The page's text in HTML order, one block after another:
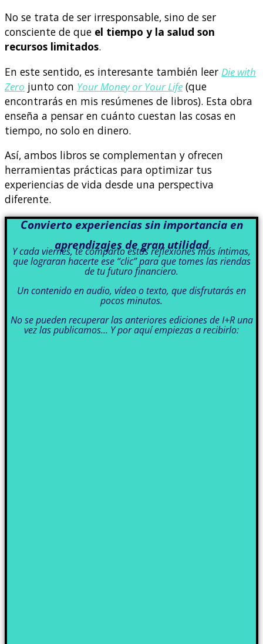
No se trata de ser irresponsable, sino de ser
consciente de que el tiempo y la salud son
recursos limitados.
En este sentido, es interesante también leer Die with
Zero junto con Your Money or Your Life (que
encontrarás en mis resúmenes de libros). Esta obra
enseña a pensar en cuánto cuestan las cosas en
tiempo, no solo en dinero.
Así, ambos libros se complementan y ofrecen
herramientas prácticas para optimizar tus
experiencias de vida desde una perspectiva
diferente.
Convierto experiencias sin importancia en
aprendizajes de gran utilidad
Y cada viernes, te comparto estas reflexiones más íntimas,
que lograran hacerte ese “clic” para que tomes las riendas
de tu futuro financiero.
Un contenido en audio, vídeo o texto, que disfrutarás en
pocos minutos.
No se pueden recuperar las anteriores ediciones de I+R una
vez las publicamos… Y por aquí empiezas a recibirlo: